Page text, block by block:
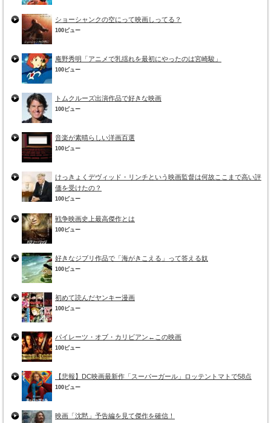
ショーシャンクの空にって映画しってる？
100ビュー
庵野秀明「アニメで乳揺れを最初にやったのは宮崎駿」
100ビュー
トムクルーズ出演作品で好きな映画
100ビュー
音楽が素晴らしい洋画百選
100ビュー
けっきょくデヴィッド・リンチという映画監督は何故ここまで高い評
価を受けたの？
100ビュー
戦争映画史上最高傑作とは
100ビュー
好きなジブリ作品で「海がきこえる」って答える奴
100ビュー
初めて読んだヤンキー漫画
100ビュー
パイレーツ・オブ・カリビアン←この映画
100ビュー
【悲報】DC映画最新作「スーパーガール」ロッテントマトで58点
100ビュー
映画「沈黙」予告編を見て傑作を確信！